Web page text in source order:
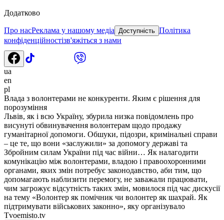
Додатково
Про насРеклама у нашому медіа Доступність Політика
конфіденційностізв'яжіться з нами
ua
en
pl
Влада з волонтерами не конкуренти. Яким є рішення для
порозуміння
Львів, як і всю Україну, збурила низка повідомлень про
висунуті обвинувачення волонтерам щодо продажу
гуманітарної допомоги. Обшуки, підозри, кримінальні справи
– це те, що вони «заслужили» за допомогу державі та
Збройним силам України під час війни… Як налагодити
комунікацію між волонтерами, владою і правоохоронними
органами, яких змін потребує законодавство, аби тим, що
допомагають наблизити перемогу, не заважали працювати,
чим загрожує відсутність таких змін, мовилося під час дискусії
на тему «Волонтер як помічник чи волонтер як шахрай. Як
підтримувати військових законно», яку організувало
Tvoemisto.tv